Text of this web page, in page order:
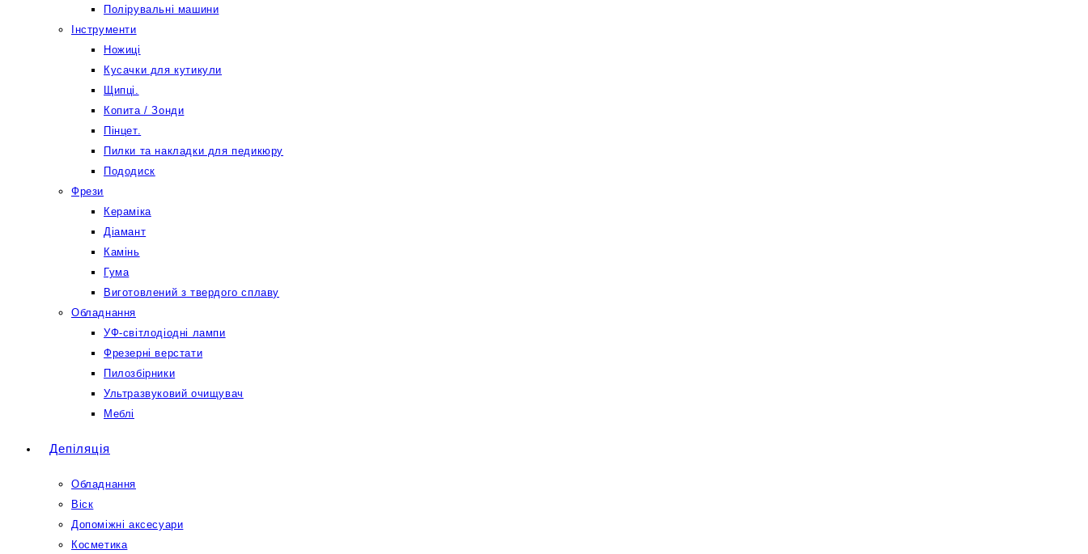
Полірувальні машини
Інструменти
Ножиці
Кусачки для кутикули
Щипці.
Копита / Зонди
Пінцет.
Пилки та накладки для педикюру
Пододиск
Фрези
Кераміка
Діамант
Камінь
Гума
Виготовлений з твердого сплаву
Обладнання
УФ-світлодіодні лампи
Фрезерні верстати
Пилозбірники
Ультразвуковий очищувач
Меблі
Депіляція
Обладнання
Віск
Допоміжні аксесуари
Косметика